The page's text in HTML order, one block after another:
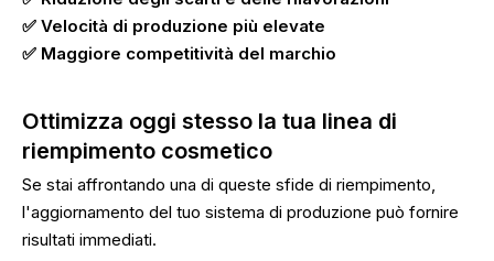
✅ Velocità di produzione più elevate
✅ Maggiore competitività del marchio
Ottimizza oggi stesso la tua linea di
riempimento cosmetico
Se stai affrontando una di queste sfide di riempimento,
l'aggiornamento del tuo sistema di produzione può fornire
risultati immediati.